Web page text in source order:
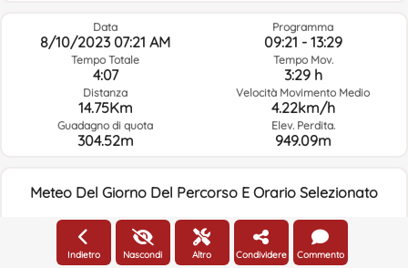
Data
8/10/2023 07:21 AM
Tempo Totale
4:07
Distanza
14.75Km
Guadagno di quota
304.52m
Programma
09:21 - 13:29
Tempo Mov.
3:29 h
Velocità Movimento Medio
4.22km/h
Elev. Perdita.
949.09m
Meteo Del Giorno Del Percorso E Orario Selezionato
07:00
Indietro Nascondi Altro Condividere Commento